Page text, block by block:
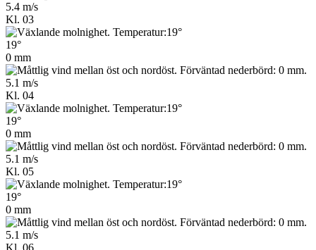
5.4 m/s
Kl. 03
19°
0 mm
5.1 m/s
Kl. 04
19°
0 mm
5.1 m/s
Kl. 05
19°
0 mm
5.1 m/s